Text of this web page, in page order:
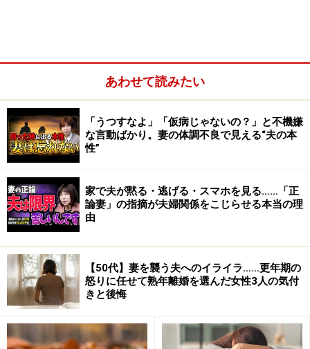
我が子が「わがままコドモ」となっている原因は一体ど
こにあるのか？ 子どもが育つ家庭環境をつくっているの
は、父親・母親でもある夫婦です。子どもはこの両親の
関係、その姿に、家庭内でずっと接して、そこから日々
さまざまなことを学び取っています。もしかしたら、子
どもをわがままにしているのは、自分たち夫婦の関係に
問題・原因があるとは考えられませんか？
あわせて読みたい
「うつすなよ」「仮病じゃないの？」と不機嫌
な言動ばかり。妻の体調不良で見える“夫の本
性”
家で夫が黙る・逃げる・スマホを見る……「正
論妻」の指摘が夫婦関係をこじらせる本当の理
由
【50代】妻を襲う夫へのイライラ……更年期の
怒りに任せて熟年離婚を選んだ女性3人の気付
きと後悔